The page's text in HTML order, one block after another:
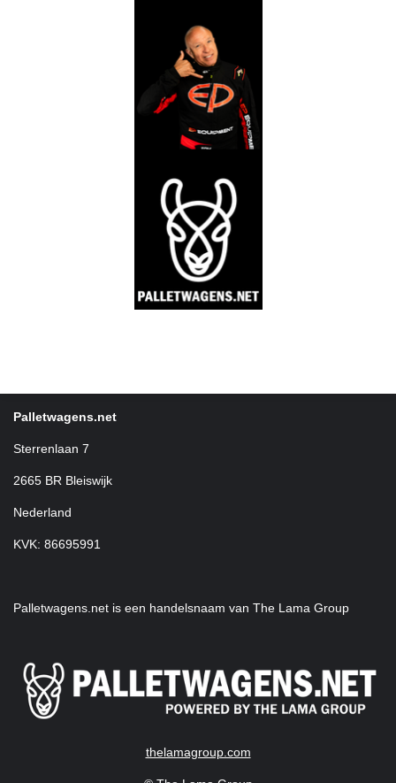
Palletwagens.net
Sterrenlaan 7
2665 BR Bleiswijk
Nederland
KVK: 86695991
Palletwagens.net is een handelsnaam van The Lama Group
thelamagroup.com